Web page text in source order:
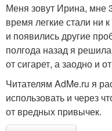
Меня зовут Ирина, мне
время легкие стали ни
и появились другие
полгода назад я решила
от сигарет, а заодно и
Читателям AdMe.ru я
использовать и через
от вредных привычек.